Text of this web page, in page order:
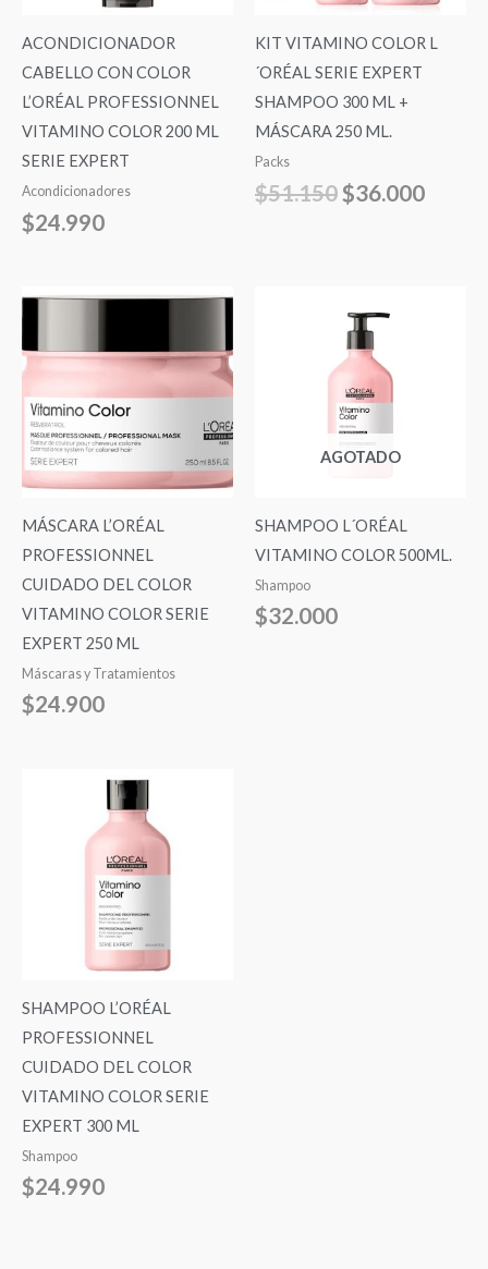
ACONDICIONADOR
CABELLO CON COLOR
L’ORÉAL PROFESSIONNEL
VITAMINO COLOR 200 ML
SERIE EXPERT
Acondicionadores
$24.990
KIT VITAMINO COLOR L
´ORÉAL SERIE EXPERT
SHAMPOO 300 ML +
MÁSCARA 250 ML.
Packs
$51.150 $36.000
MÁSCARA L’ORÉAL
PROFESSIONNEL
CUIDADO DEL COLOR
VITAMINO COLOR SERIE
EXPERT 250 ML
Máscaras y Tratamientos
$24.900
AGOTADO
SHAMPOO L´ORÉAL
VITAMINO COLOR 500ML.
Shampoo
$32.000
SHAMPOO L’ORÉAL
PROFESSIONNEL
CUIDADO DEL COLOR
VITAMINO COLOR SERIE
EXPERT 300 ML
Shampoo
$24.990